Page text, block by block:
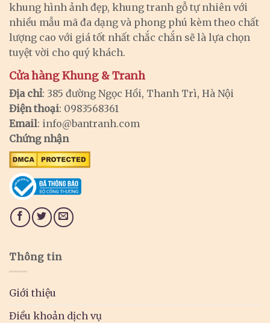
khung hình ảnh đẹp, khung tranh gỗ tự nhiên với
nhiều mẫu mã đa dạng và phong phú kèm theo chất
lượng cao với giá tốt nhất chắc chắn sẽ là lựa chọn
tuyệt vời cho quý khách.
Cửa hàng Khung & Tranh
Địa chỉ: 385 đường Ngọc Hồi, Thanh Trì, Hà Nội
Điện thoại: 0983568361
Email: info@bantranh.com
Chứng nhận
Thông tin
Giới thiệu
Điều khoản dịch vụ